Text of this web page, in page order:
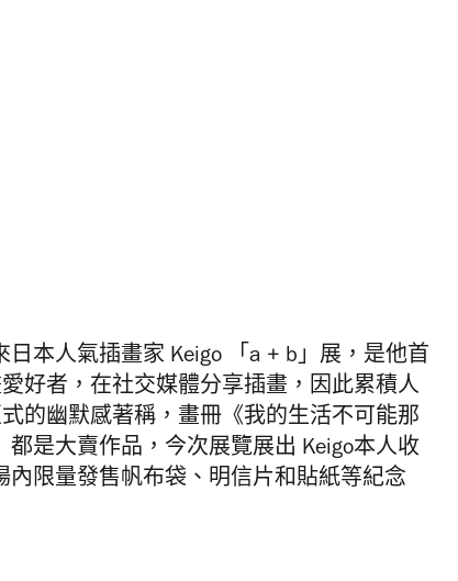
本人氣插畫家 Keigo 「a + b」展，是他首
好者，在社交媒體分享插畫，因此累積人
的幽默感著稱，畫冊《我的生活不可能那
是大賣作品，今次展覽展出 Keigo本人收
限量發售帆布袋、明信片和貼紙等紀念